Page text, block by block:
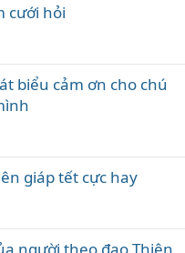
cưới hỏi
biểu cảm ơn cho chú
giáp tết cực hay
người theo đạo Thiên